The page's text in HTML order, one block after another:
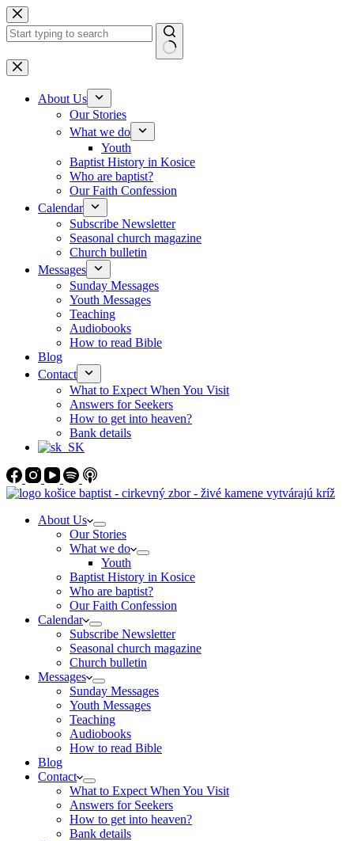
Skip to content
No results
About Us
Our Stories
What we do
Youth
Baptist History in Kosice
Who are baptist?
Our Faith Confession
Calendar
Subscribe Newsletter
Seasonal church magazine
Church bulletin
Messages
Sunday Messages
Youth Messages
Teaching
Audiobooks
How to read Bible
Blog
Contact
What to Expect When You Visit
Answers for Seekers
How to get into heaven?
Bank details
About Us
Our Stories
What we do
Youth
Baptist History in Kosice
Who are baptist?
Our Faith Confession
Calendar
Subscribe Newsletter
Seasonal church magazine
Church bulletin
Messages
Sunday Messages
Youth Messages
Teaching
Audiobooks
How to read Bible
Blog
Contact
What to Expect When You Visit
Answers for Seekers
How to get into heaven?
Bank details